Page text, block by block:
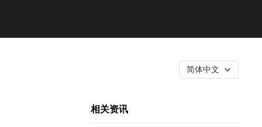
简体中文
相关资讯